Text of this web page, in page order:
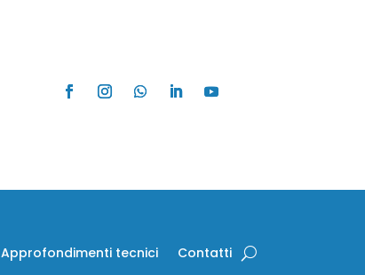
Approfondimenti tecnici Contatti